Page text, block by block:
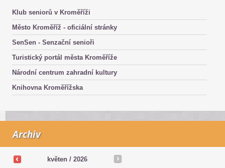
Klub seniorů v Kroměříži
Město Kroměříž - oficiální stránky
SenSen - Senzační senioři
Turistický portál města Kroměříže
Národní centrum zahradní kultury
Knihovna Kroměřížska
Archiv
květen / 2026